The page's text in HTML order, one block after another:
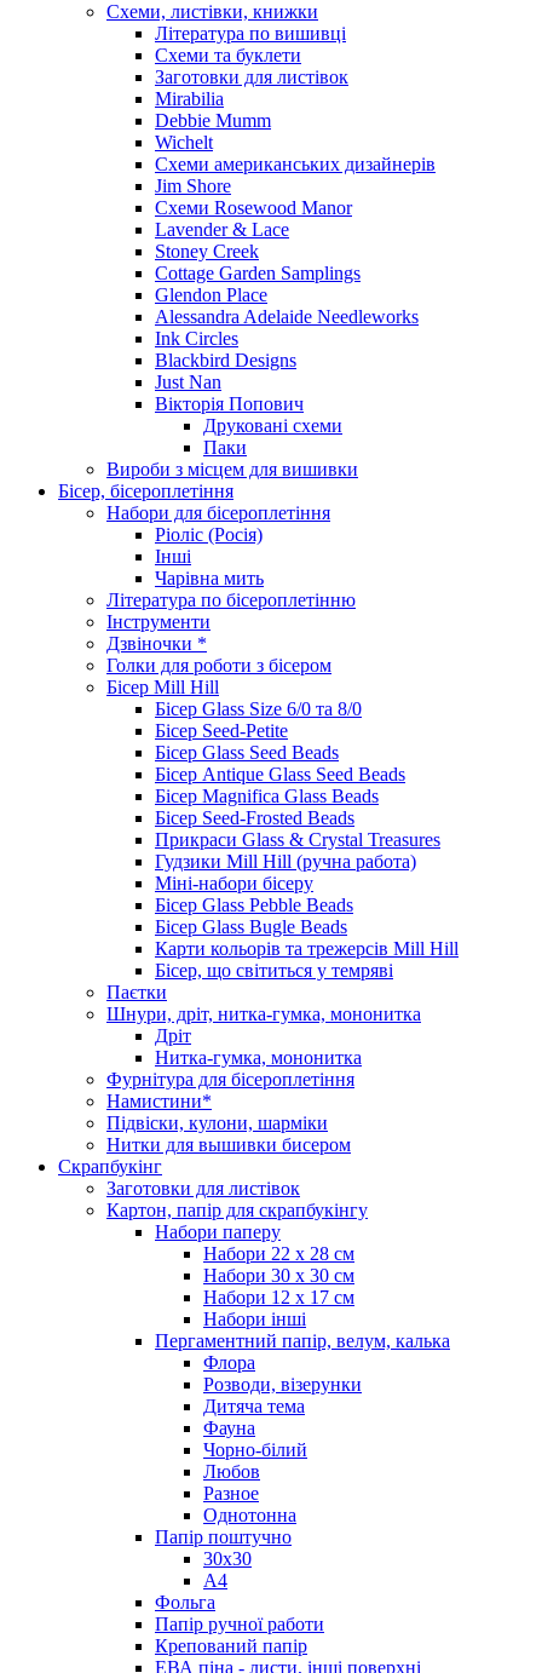
Схеми, листівки, книжки
Література по вишивці
Схеми та буклети
Заготовки для листівок
Mirabilia
Debbie Mumm
Wichelt
Схеми американських дизайнерів
Jim Shore
Cхеми Rosewood Manor
Lavender & Lace
Stoney Creek
Cottage Garden Samplings
Glendon Place
Alessandra Adelaide Needleworks
Ink Circles
Blackbird Designs
Just Nan
Вікторія Попович
Друковані схеми
Паки
Вироби з місцем для вишивки
Бісер, бісероплетіння
Набори для бісероплетіння
Ріоліс (Росія)
Інші
Чарівна мить
Література по бісероплетінню
Інструменти
Дзвіночки *
Голки для роботи з бісером
Бісер Mill Hill
Бісер Glass Size 6/0 та 8/0
Бісер Seed-Petite
Бісер Glass Seed Beads
Бісер Antique Glass Seed Beads
Бісер Magnifica Glass Beads
Бісер Seed-Frosted Beads
Прикраси Glass & Crystal Treasures
Гудзики Mill Hill (ручна работа)
Міні-набори бісеру
Бісер Glass Pebble Beads
Бісер Glass Bugle Beads
Карти кольорів та трежерсів Mill Hill
Бісер, що світиться у темряві
Паєтки
Шнури, дріт, нитка-гумка, мононитка
Дріт
Нитка-гумка, мононитка
Фурнітура для бісероплетіння
Намистини*
Підвіски, кулони, шарміки
Нитки для вышивки бисером
Скрапбукінг
Заготовки для листівок
Картон, папір для скрапбукінгу
Набори паперу
Набори 22 х 28 см
Набори 30 х 30 см
Набори 12 х 17 см
Набори інші
Пергаментний папір, велум, калька
Флора
Розводи, візерунки
Дитяча тема
Фауна
Чорно-білий
Любов
Разное
Однотонна
Папір поштучно
30х30
А4
Фольга
Папір ручної работи
Крепований папір
ЕВА піна - листи, інші поверхні